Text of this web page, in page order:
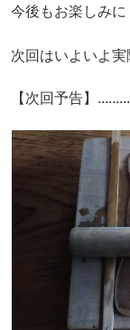
今後もお楽しみに
次回はいよいよ実
【次回予告】